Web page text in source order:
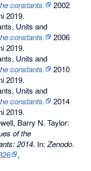
constants.
2002
2019.
Units and
constants.
2006
2019.
Units and
constants.
2010
2019.
Units and
constants.
2014
2019.
Barry N. Taylor:
of the
2014. In:Zenodo.
,